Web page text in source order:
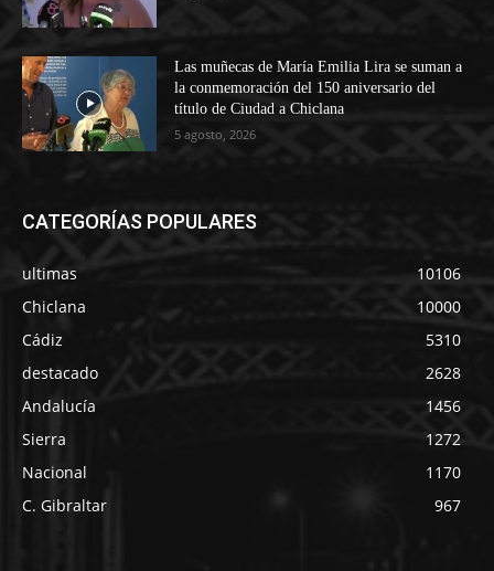
Las muñecas de María Emilia Lira se suman a
la conmemoración del 150 aniversario del
título de Ciudad a Chiclana
5 agosto, 2026
CATEGORÍAS POPULARES
ultimas
10106
Chiclana
10000
Cádiz
5310
destacado
2628
Andalucía
1456
Sierra
1272
Nacional
1170
C. Gibraltar
967